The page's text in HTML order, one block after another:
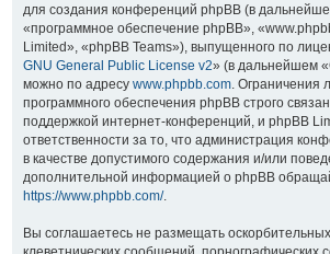
для создания конференций phpBB (в
«программное обеспечение phpBB»,
Limited», «phpBB Teams»), выпущенного по
GNU General Public License v2» (в дальнейшем
можно по адресу www.phpbb.com. Ограничения
программного обеспечения phpBB строго
поддержкой интернет-конференций, и phpBB
ответственности за то, что администрация
в качестве допустимого содержания и/или
дополнительной информацией о phpBB
https://www.phpbb.com/.
Вы соглашаетесь не размещать